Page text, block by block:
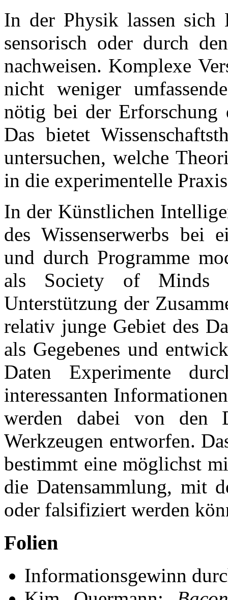
In der Physik lassen sich
sensorisch oder durch
nachweisen. Komplexe
nicht weniger
nötig bei der Erforschung
Das bietet
untersuchen, welche
in die experimentelle
In der Künstlichen
des Wissenserwerbs bei
und durch Programme
als Society of Minds
Unterstützung der
relativ junge Gebiet des
als Gegebenes und
Daten Experimente
interessanten
werden dabei von den
Werkzeugen entworfen.
bestimmt eine möglichst
die Datensammlung, mit
oder falsifiziert werden
Folien
Informationsgewinn